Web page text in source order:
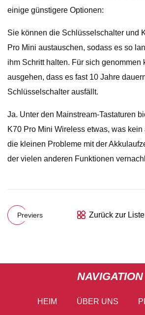
einige günstigere Optionen:
Sie können die Schlüsselschalter und
Pro Mini austauschen, sodass es so
ihm Schritt halten. Für sich genommen
ausgehen, dass es fast 10 Jahre
Schlüsselschalter ausfällt.
Ja. Unter den Mainstream-Tastaturen
K70 Pro Mini Wireless etwas, was kein
die kleinen Probleme mit der
der vielen anderen Funktionen
Previers Zurück zur Liste
NAVIGATION
HEIM ÜBER UNS